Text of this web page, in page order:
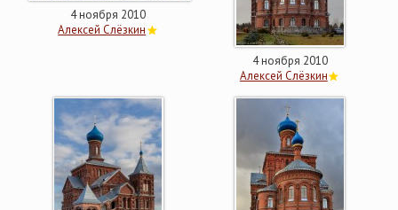
4 ноября 2010
Алексей Слёзкин
4 ноября 2010
Алексей Слёзкин